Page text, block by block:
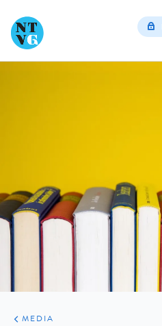
ARTIKELEN
VARIA
MEDIA